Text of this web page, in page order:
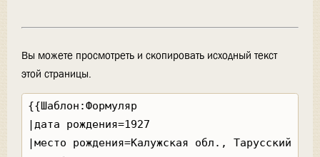
Вы можете просмотреть и скопировать исходный текст
этой страницы.